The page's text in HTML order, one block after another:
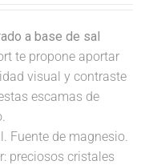
a base de sal
te propone aportar
visual y contraste
escamas de
Fuente de magnesio.
preciosos cristales